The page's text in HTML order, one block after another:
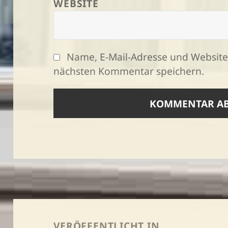
WEBSITE
Name, E-Mail-Adresse und
nächsten Kommentar speichern.
Beitragsnavigation